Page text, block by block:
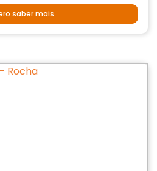
saber mais